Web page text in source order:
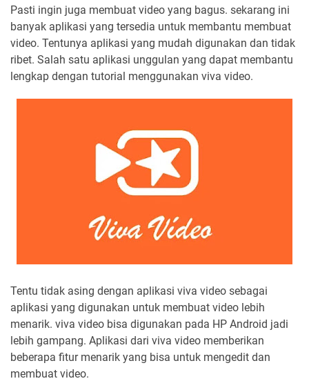
Pasti ingin juga membuat video yang bagus. sekarang ini
banyak aplikasi yang tersedia untuk membantu membuat
video. Tentunya aplikasi yang mudah digunakan dan tidak
ribet. Salah satu aplikasi unggulan yang dapat membantu
lengkap dengan tutorial menggunakan viva video.
Tentu tidak asing dengan aplikasi viva video sebagai
aplikasi yang digunakan untuk membuat video lebih
menarik. viva video bisa digunakan pada HP Android jadi
lebih gampang. Aplikasi dari viva video memberikan
beberapa fitur menarik yang bisa untuk mengedit dan
membuat video.